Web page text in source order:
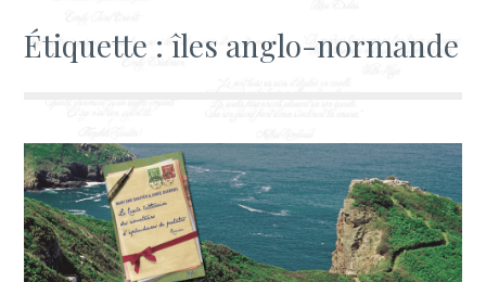
Étiquette :îles anglo-normande